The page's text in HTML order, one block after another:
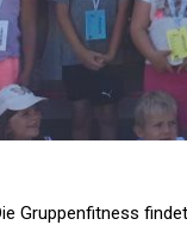
Gruppenfitness